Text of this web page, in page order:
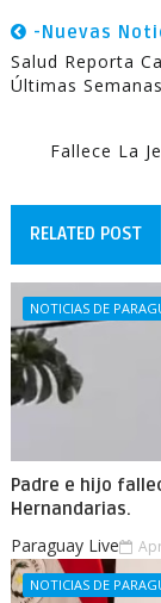
-Nuevas
Salud Reporta
Últimas
Fallece La
RELATED POST
NOTICIAS DE
Padre e hijo
Hernandarias.
Paraguay Live
NOTICIAS DE